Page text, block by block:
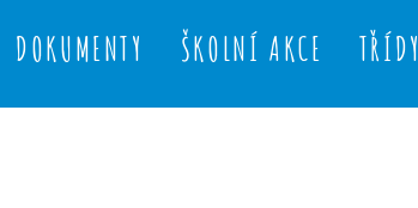
DOKUMENTY ŠKOLNÍ AKCE TŘÍDY